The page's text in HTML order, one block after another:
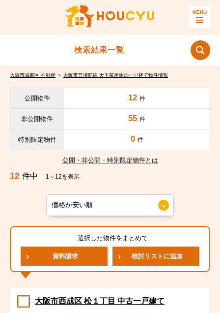
検索結果一覧
大阪市城東区 不動産 ＞ 大阪市営堺筋線 天下茶屋駅の一戸建て物件情報
公開物件 12 件
非公開物件 55 件
特別限定物件 0 件
公開・非公開・特別限定物件とは
12 件中 1～12を表示
選択した物件をまとめて
資料請求 検討リストに追加
大阪市西成区 松１丁目 中古一戸建て